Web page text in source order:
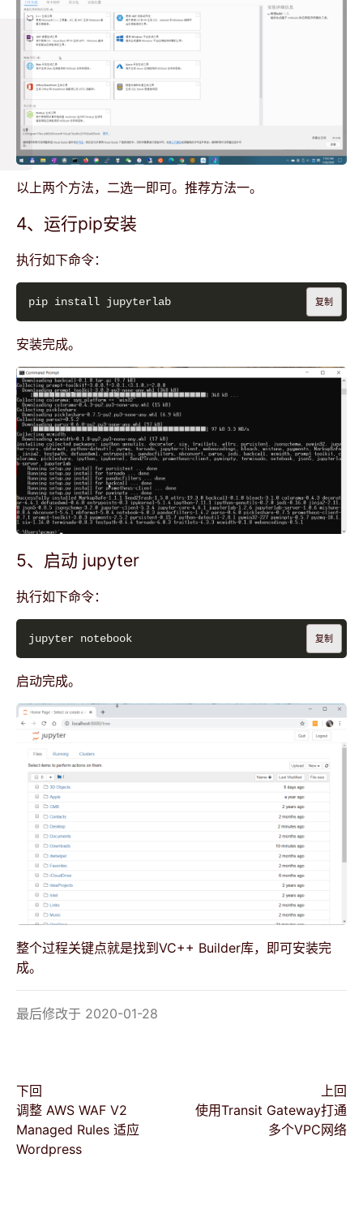
以上两个方法，二选一即可。推荐方法一。
4、运行pip安装
执行如下命令：
复制
安装完成。
5、启动 jupyter
执行如下命令：
复制
启动完成。
整个过程关键点就是找到VC++ Builder库，即可安装完
成。
最后修改于 2020-01-28
下回
调整 AWS WAF V2
Managed Rules 适应
Wordpress
上回
使用Transit Gateway打通
多个VPC网络